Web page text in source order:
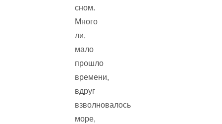
сном.
Много
ли,
мало
прошло
времени,
вдруг
взволновалось
море,